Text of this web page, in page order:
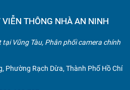
THÔNG NHÀ AN NINH
Vũng Tàu, Phân phối camera chính
Phường Rạch Dừa, Thành Phố Hồ Chí